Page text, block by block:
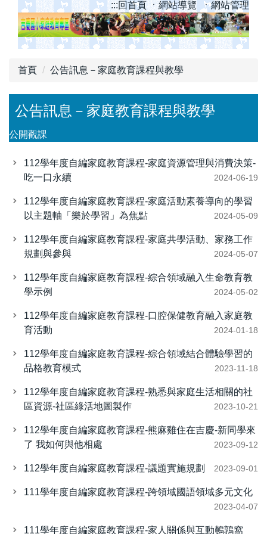
:::回首頁 ㆍ網站導覽 ㆍ網站管理
首頁 公告訊息－家庭教育課程與教學
公告訊息－家庭教育課程與教學
公開觀課
112學年度自編家庭教育課程-家庭資源管理與消費決策-
吃一口永續
2024-06-19
112學年度自編家庭教育課程-家庭活動素養導向的學習
以主題軸「樂於學習」為焦點
2024-05-09
112學年度自編家庭教育課程-家庭共學活動、家務工作
規劃與參與
2024-05-07
112學年度自編家庭教育課程-綜合領域融入生命教育教
學示例
2024-05-02
112學年度自編家庭教育課程-口腔保健教育融入家庭教
育活動
2024-01-18
112學年度自編家庭教育課程-綜合領域結合體驗學習的
品格教育模式
2023-11-18
112學年度自編家庭教育課程-熟悉與家庭生活相關的社
區資源-社區綠活地圖製作
2023-10-21
112學年度自編家庭教育課程-熊麻雞住在吉慶-新同學來
了 我如何與他相處
2023-09-12
112學年度自編家庭教育課程-議題實施規劃 2023-09-01
111學年度自編家庭教育課程-跨領域國語領域多元文化
2023-04-07
111學年度自編家庭教育課程-家人關係與互動鵪鶉窩